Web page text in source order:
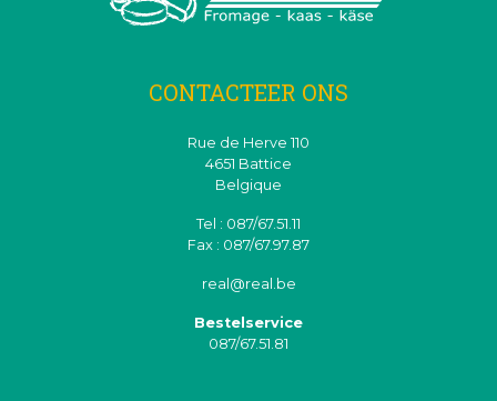
CONTACTEER ONS
Rue de Herve 110
4651 Battice
Belgique
Tel : 087/67.51.11
Fax : 087/67.97.87
real@real.be
Bestelservice
087/67.51.81